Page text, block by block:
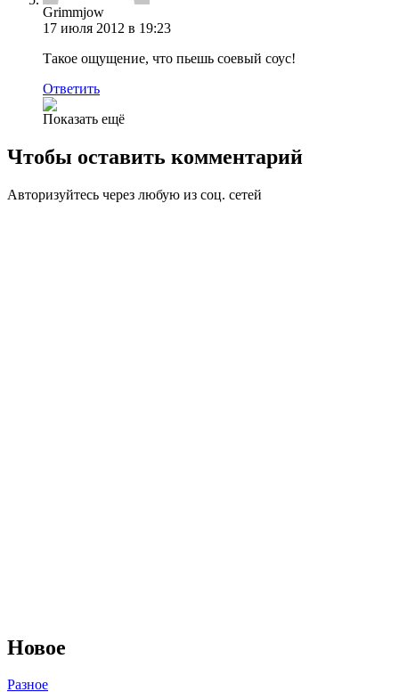
Grimmjow
17 июля 2012 в 19:23
Такое ощущение, что пьешь соевый соус!
Ответить
Показать ещё
Чтобы оставить комментарий
Авторизуйтесь через любую из соц. сетей
Новое
Разное